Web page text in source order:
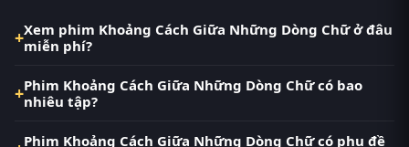
Xem phim Khoảng Cách Giữa Những Dòng Chữ ở đâu
miễn phí?
Phim Khoảng Cách Giữa Những Dòng Chữ có bao
nhiêu tập?
Phim Khoảng Cách Giữa Những Dòng Chữ có phụ đề